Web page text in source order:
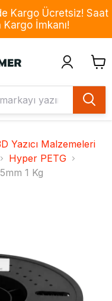
Kargo Ücretsiz! Saat
İmkanı!
Yazıcı Malzemeleri
Hyper PETG
1 Kg